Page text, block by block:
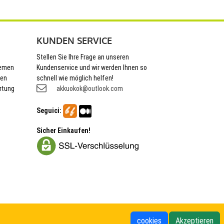
KUNDEN SERVICE
Stellen Sie Ihre Frage an unseren
Kundenservice und wir werden Ihnen so
schnell wie möglich helfen!
akkuokok@outlook.com
Seguici:
Sicher Einkaufen!
cookies Akzeptieren